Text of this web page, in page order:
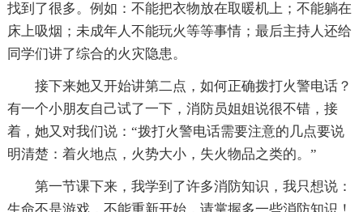
找到了很多。例如：不能把衣物放在取暖机上；不能躺在
床上吸烟；未成年人不能玩火等等事情；最后主持人还给
同学们讲了综合的火灾隐患。
接下来她又开始讲第二点，如何正确拨打火警电话？
有一个小朋友自己试了一下，消防员姐姐说很不错，接
着，她又对我们说：“拨打火警电话需要注意的几点要说
明清楚：着火地点，火势大小，失火物品之类的。”
第一节课下来，我学到了许多消防知识，我只想说：